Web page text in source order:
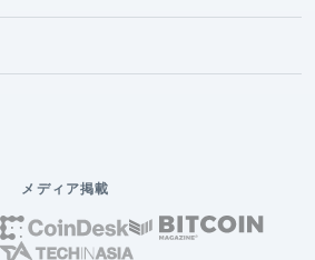
メディア掲載